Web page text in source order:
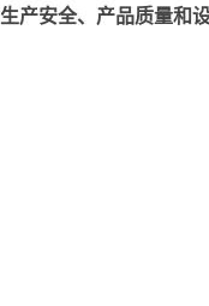
生产安全、产品质量和